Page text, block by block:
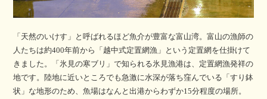
「天然のいけす」と呼ばれるほど魚介が豊富な富山湾。富山の漁師の
人たちは約400年前から「越中式定置網漁」という定置網を仕掛けて
きました。「氷見の寒ブリ」で知られる氷見漁港は、定置網漁発祥の
地です。陸地に近いところでも急激に水深が落ち窪んでいる「すり鉢
状」な地形のため、魚場はなんと出港からわずか15分程度の場所。